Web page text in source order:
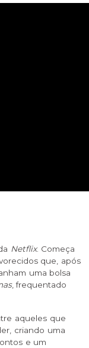
Netflix. Começa
que, após
uma bolsa
, frequentado
aqueles que
criando uma
e um